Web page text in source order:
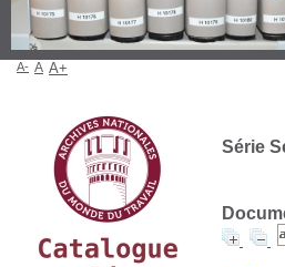
Série
A- A A+